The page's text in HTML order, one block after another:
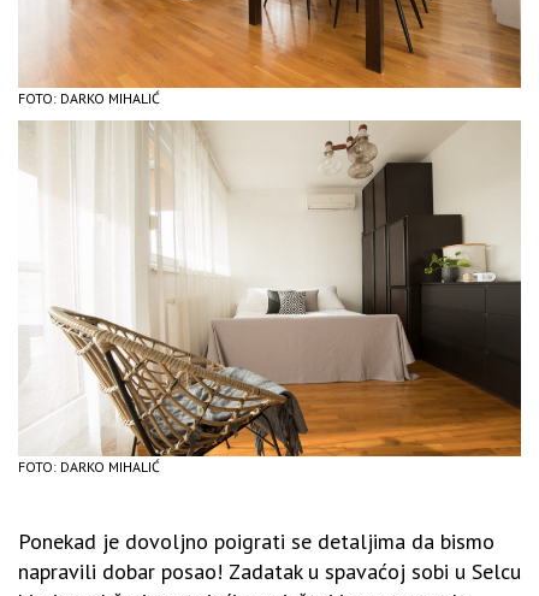
FOTO: DARKO MIHALIĆ
FOTO: DARKO MIHALIĆ
Ponekad je dovoljno poigrati se detaljima da bismo
napravili dobar posao! Zadatak u spavaćoj sobi u Selcu